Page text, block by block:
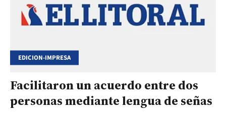
EDICION-IMPRESA
Facilitaron un acuerdo entre dos
personas mediante lengua de señas